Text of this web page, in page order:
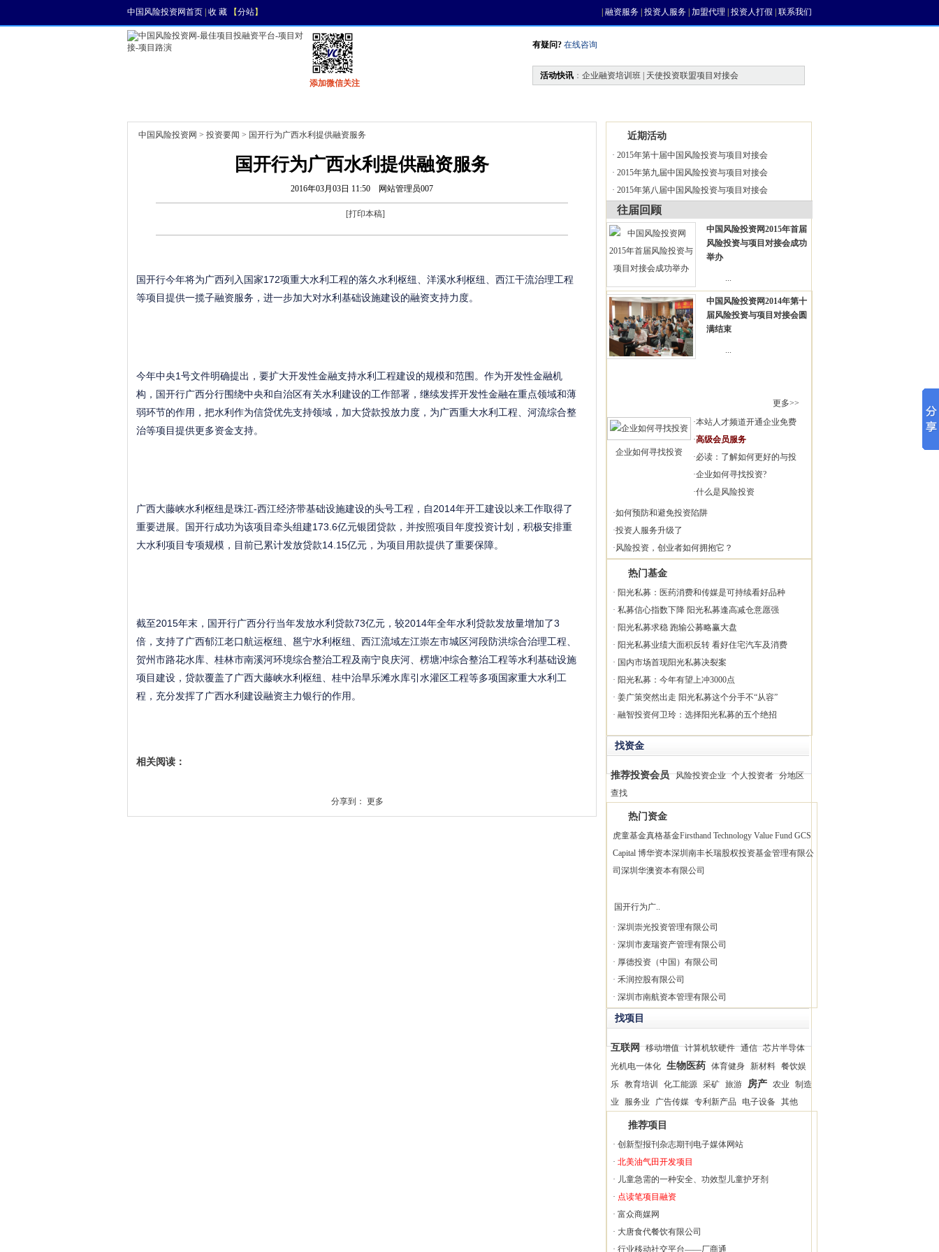
中国风险投资网首页 收 藏 【分站】 融资服务 投资人服务 加盟代理 投资人打假 联系我们
添加微信关注
有疑问? 在线咨询
活动快讯 ： 企业融资培训班 | 天使投资联盟项目对接会
中国风险投资网 > 投资要闻 > 国开行为广西水利提供融资服务
国开行为广西水利提供融资服务
2016年03月03日 11:50 网站管理员007
[打印本稿]
国开行今年将为广西列入国家172项重大水利工程的落久水利枢纽、洋溪水利枢纽、西江干流治理工程
等项目提供一揽子融资服务，进一步加大对水利基础设施建设的融资支持力度。
今年中央1号文件明确提出，要扩大开发性金融支持水利工程建设的规模和范围。作为开发性金融机
构，国开行广西分行围绕中央和自治区有关水利建设的工作部署，继续发挥开发性金融在重点领域和薄
弱环节的作用，把水利作为信贷优先支持领域，加大贷款投放力度，为广西重大水利工程、河流综合整
治等项目提供更多资金支持。
广西大藤峡水利枢纽是珠江-西江经济带基础设施建设的头号工程，自2014年开工建设以来工作取得了
重要进展。国开行成功为该项目牵头组建173.6亿元银团贷款，并按照项目年度投资计划，积极安排重
大水利项目专项规模，目前已累计发放贷款14.15亿元，为项目用款提供了重要保障。
截至2015年末，国开行广西分行当年发放水利贷款73亿元，较2014年全年水利贷款发放量增加了3
倍，支持了广西郁江老口航运枢纽、邕宁水利枢纽、西江流域左江崇左市城区河段防洪综合治理工程、
贺州市路花水库、桂林市南溪河环境综合整治工程及南宁良庆河、楞塘冲综合整治工程等水利基础设施
项目建设，贷款覆盖了广西大藤峡水利枢纽、桂中治旱乐滩水库引水灌区工程等多项国家重大水利工
程，充分发挥了广西水利建设融资主力银行的作用。
相关阅读：
分享到： 更多
近期活动
· 2015年第十届中国风险投资与项目对接会
· 2015年第九届中国风险投资与项目对接会
· 2015年第八届中国风险投资与项目对接会
往届回顾
中国风险投资网2015年首届
风险投资与项目对接会成功
举办
...
中国风险投资网2014年第十
届风险投资与项目对接会圆
满结束
...
更多>>
企业如何寻找投资
·本站人才频道开通企业免费
·高级会员服务
·必读：了解如何更好的与投
·企业如何寻找投资?
·什么是风险投资
·如何预防和避免投资陷阱
·投资人服务升级了
·风险投资，创业者如何拥抱它？
热门基金
· 阳光私募：医药消费和传媒是可持续看好品种
· 私募信心指数下降 阳光私募逢高减仓意愿强
· 阳光私募求稳 跑输公募略赢大盘
· 阳光私募业绩大面积反转 看好住宅汽车及消费
· 国内市场首现阳光私募决裂案
· 阳光私募：今年有望上冲3000点
· 姜广策突然出走 阳光私募这个分手不“从容”
· 融智投资何卫玲：选择阳光私募的五个绝招
找资金
推荐投资会员 风险投资企业 个人投资者 分地区
查找
热门资金
虎童基金真格基金Firsthand Technology Value Fund GCS
Capital 博华资本深圳南丰长瑞股权投资基金管理有限公
司 深圳华澳资本有限公司
国开行为广..
· 深圳崇光投资管理有限公司
· 深圳市麦瑞资产管理有限公司
· 厚德投资（中国）有限公司
· 禾润控股有限公司
· 深圳市南航资本管理有限公司
找项目
互联网 移动增值 计算机软硬件 通信 芯片半导体
光机电一体化 生物医药 体育健身 新材料 餐饮娱
乐 教育培训 化工能源 采矿 旅游 房产 农业
制造
业
服务业 广告传媒 专利新产品 电子设备 其他
推荐项目
· 创新型报刊杂志期刊电子媒体网站
· 北美油气田开发项目
· 儿童急需的一种安全、功效型儿童护牙剂
· 点读笔项目融资
· 富众商媒网
· 大唐食代餐饮有限公司
· 行业移动社交平台——厂商通